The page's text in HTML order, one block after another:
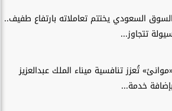
السوق السعودي يختتم تعاملاته بارتفاع طفيف..
تتجاوز...
تُعزز تنافسية ميناء الملك عبدالعزيز
بإضافة خدمة...